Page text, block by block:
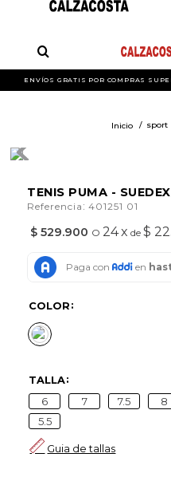
ENVÍOS GRATIS POR COMPRAS
sport
TENIS PUMA -
Referencia :401251 01
$ 529.900 O 24x de$
COLOR
TALLA
6 7 7.5 8
5.5
Guia de tallas